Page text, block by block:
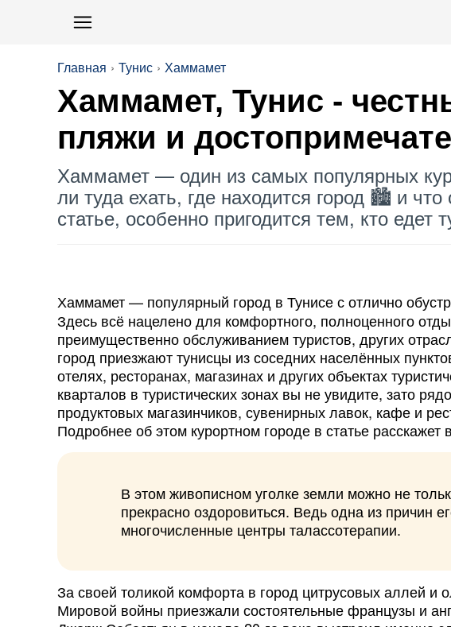
Главная Тунис Хаммамет
Хаммамет, Тунис -
пляжи и
Хаммамет — один из самых популярных
ли туда ехать, где находится город 🏙️ и
статье, особенно пригодится тем, кто
Хаммамет — популярный город в Тунисе с отлично
Здесь всё нацелено для комфортного, полноценного
преимущественно обслуживанием туристов, других
город приезжают тунисцы из соседних населённых
отелях, ресторанах, магазинах и других объектах
кварталов в туристических зонах вы не увидите, зато
продуктовых магазинчиков, сувенирных лавок, кафе и
Подробнее об этом курортном городе в статье расскажет
В этом живописном уголке земли можно не
прекрасно оздоровиться. Ведь одна из причин
многочисленные центры талассотерапии.
За своей толикой комфорта в город цитрусовых аллей
Мировой войны приезжали состоятельные французы и